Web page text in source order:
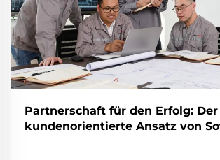
Partnerschaft für den Erfolg: Der
kundenorientierte Ansatz von